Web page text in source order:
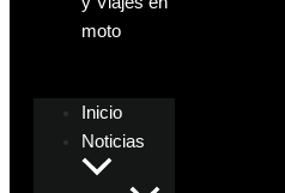
moto
Inicio
Noticias